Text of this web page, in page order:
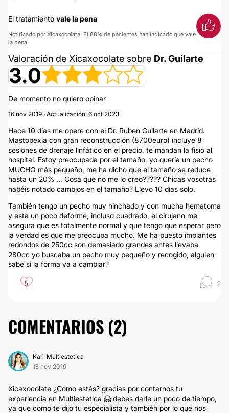
El tratamiento vale la pena
Notificado por Xicaxocolate. El 88% de pacientes han indicado que vale
la pena.
Valoración de Xicaxocolate sobre Dr. Guilarte
3.0
De momento no quiero opinar
16 nov 2019 · Actualización: 6 oct 2023
Hace 10 días me opere con el Dr. Ruben Guilarte en Madrid.
Mastopexia con gran reconstrucción (8700euro) incluye 8
sesiones de drenaje linfático en el precio, te mandan la fisio al
hospital. Estoy preocupada por el tamaño, yo quería un pecho
MUCHO más pequeño, me ha dicho que el tamaño se reduce
hasta un 20% ... Cosa que no me lo creo????? Chicas vosotras
habéis notado cambios en el tamaño? Llevo 10 días solo.
También tengo un pecho muy hinchado y con mucha hematoma
y esta un poco deforme, incluso cuadrado, el cirujano me
asegura que es totalmente normal y que tengo que esperar pero
la verdad es que me preocupa mucho. Me ha puesto implantes
redondos de 250cc son demasiado grandes antes llevaba
280cc yo buscaba un pecho muy pequeño y recogido, alguien
sabe si la forma va a cambiar?
5 2
COMENTARIOS (2)
Kari_Multiestetica
18 nov 2019
Xicaxocolate ¿Cómo estás? gracias por contarnos tu
experiencia en Multiestetica 🤗 debes darle un poco de tiempo,
ya que como te dijo tu especialista y también por lo que nos